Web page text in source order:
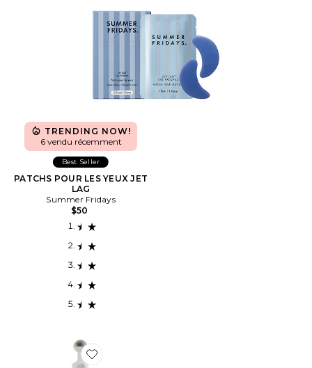
TRENDING NOW!
6 vendu récemment
Best Seller
PATCHS POUR LES YEUX JET
LAG
Summer Fridays
$50
Favorite EyeLift Bioremodeling Peptide Multiplex